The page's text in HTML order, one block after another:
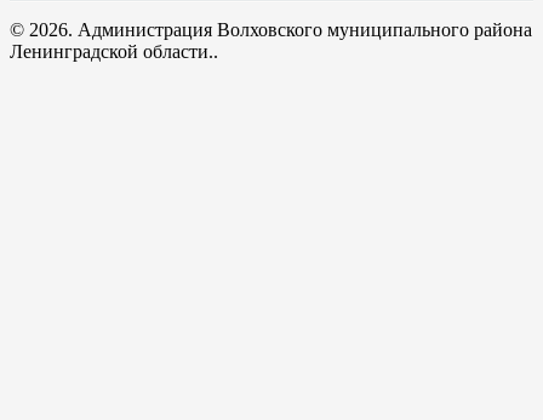
© 2026. Администрация Волховского муниципального района
Ленинградской области..